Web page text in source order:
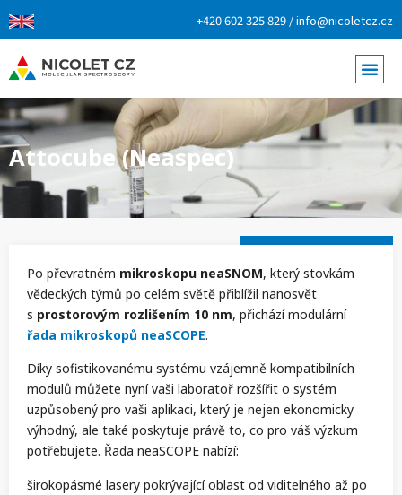
+420 602 325 829 / info@nicoletcz.cz
Attocube (Neaspec)
Po převratném mikroskopu neaSNOM, který stovkám
vědeckých týmů po celém světě přiblížil nanosvět
s prostorovým rozlišením 10 nm, přichází modulární
řada mikroskopů neaSCOPE.
Díky sofistikovanému systému vzájemně kompatibilních
modulů můžete nyní vaši laboratoř rozšířit o systém
uzpůsobený pro vaši aplikaci, který je nejen ekonomicky
výhodný, ale také poskytuje právě to, co pro váš výzkum
potřebujete. Řada neaSCOPE nabízí:
širokopásmé lasery pokrývající oblast od viditelného až po